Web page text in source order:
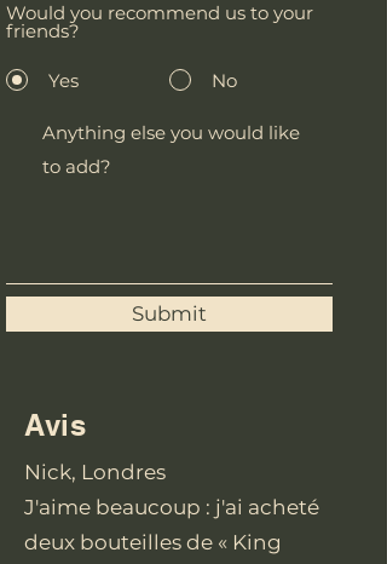
Would you recommend us to your
friends?
Yes No
Submit
Avis
Nick, Londres
J'aime beaucoup : j'ai acheté
deux bouteilles de « King